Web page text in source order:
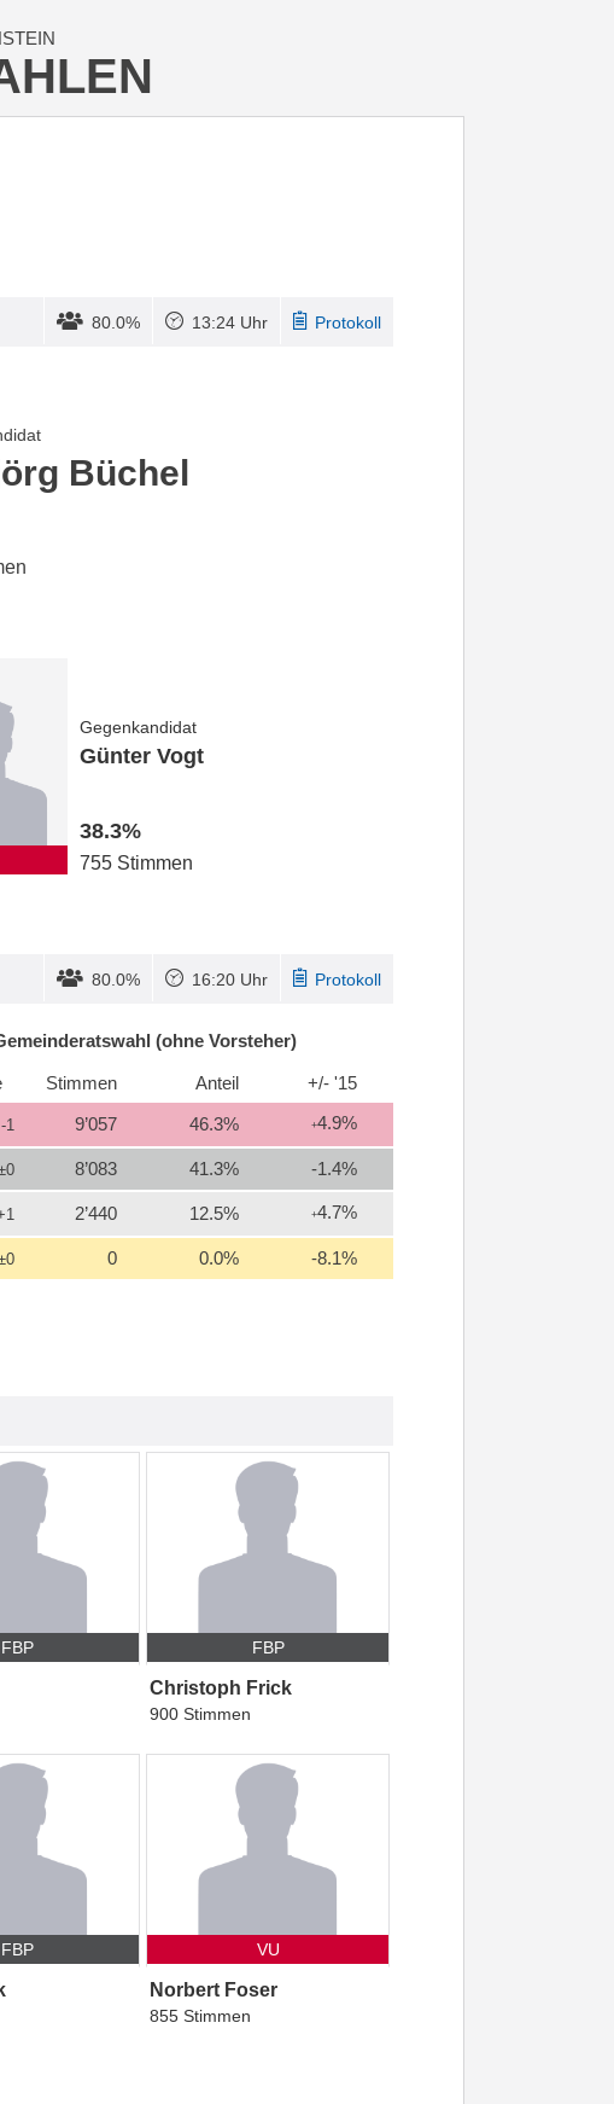
80.0% 13:24 Uhr Protokoll
Büchel
Gegenkandidat
Günter Vogt
38.3%
755 Stimmen
80.0% 16:20 Uhr Protokoll
(ohne Vorsteher)
Stimmen Anteil
+/- '15
-1 9’057 46.3% +4.9%
8’083 41.3% -1.4%
2’440 12.5% +4.7%
0 0.0% -8.1%
FBP FBP
Christoph Frick
900 Stimmen
FBP VU
Norbert Foser
855 Stimmen